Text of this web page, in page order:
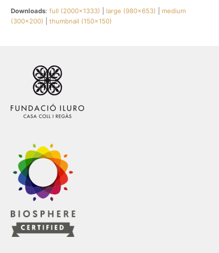
Downloads:full (2000x1333) large (980x653)
medium
(300x200) |thumbnail (150x150)